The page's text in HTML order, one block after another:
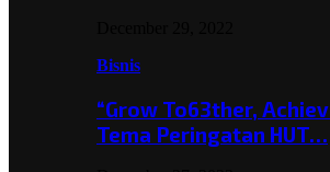
Bisnis
“Grow To63ther,
Tema Peringatan HUT…